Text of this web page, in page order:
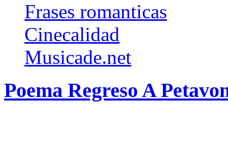
Frases romanticas
Cinecalidad
Musicade.net
Poema Regreso A